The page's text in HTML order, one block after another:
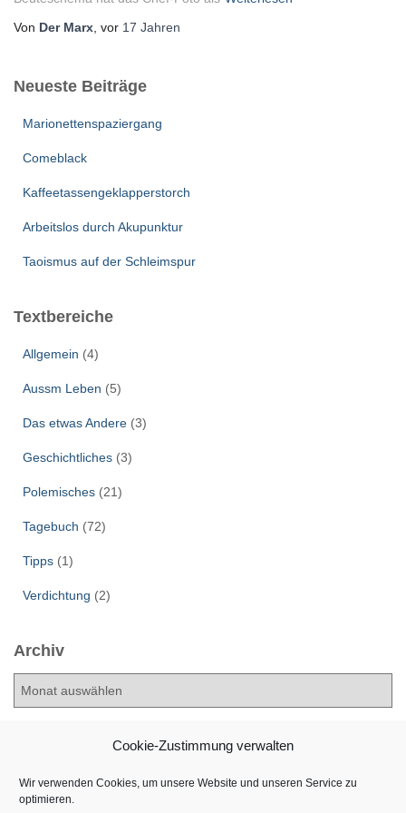
Cookie-Zustimmung verwalten
Wir verwenden Cookies, um unsere Website und unseren Service zu
optimieren.
Von Der Marx , vor 17 Jahren
Neueste Beiträge
Marionettenspaziergang
Comeblack
Kaffeetassengeklapperstorch
Arbeitslos durch Akupunktur
Taoismus auf der Schleimspur
Textbereiche
Allgemein (4)
Aussm Leben (5)
Das etwas Andere (3)
Geschichtliches (3)
Polemisches (21)
Tagebuch (72)
Tipps (1)
Verdichtung (2)
Archiv
A
v